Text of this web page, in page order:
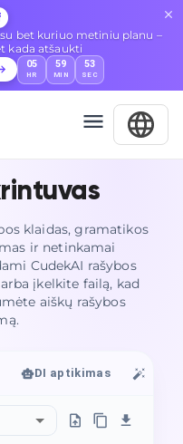
bet kuriuo metiniu planu –
kada atšaukti
05
HR
59
MIN
52
SEC
klaidas, gramatikos
ir netinkamai
CudekAI rašybos
įkelkite failą, kad
aiškų rašybos
DI aptikimas